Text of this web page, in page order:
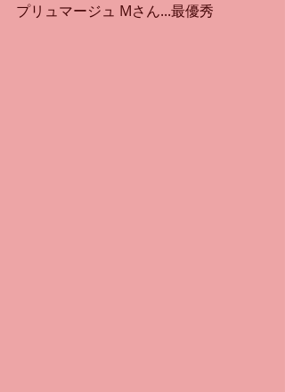
プリュマージュ Mさん...最優秀